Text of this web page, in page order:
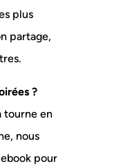
plus
partage,
?
tourne en
nous
pour